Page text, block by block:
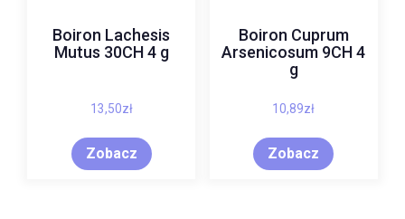
Boiron Lachesis
Mutus 30CH 4 g
13,50zł
Zobacz
Boiron Cuprum
Arsenicosum 9CH 4
g
10,89zł
Zobacz